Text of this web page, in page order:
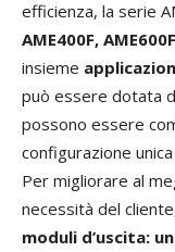
efficienza, la serie
AME400F,
insieme
può essere dotata
possono essere
configurazione
Per migliorare al
necessità del
moduli d’uscita: